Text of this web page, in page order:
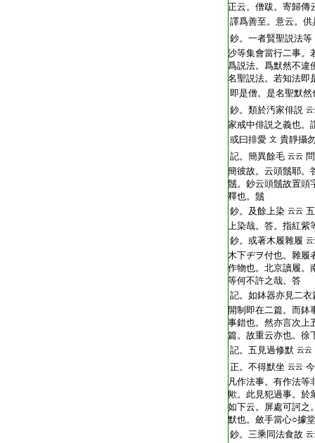
正云。僧跋。寄歸傳
譯爲善至。意云。
鈔。一者賢聖説法等
沙等集會當行二事。
爲説法。爲默然不違
名聖説法。若知法即
即是僧。是名聖默然
鈔。類於汚家俳説 云
家戒中俳説之義也。
或曰排愛 文 貴靜攝
記。簡異餘毛 云云
簡彼故。云頭鬚耶。
鬚。鈔云頭鬚故置頭
釋也。鬚
鈔。及餘上染 云云
上染哉。答。指紅紫
鈔。或著木履雜履 云
木下ヂヲ付也。雜履
作物也。北京讀履。
等何不許之哉。答
記。如鉢器亦見二衣
開制即在二篇。而鉢
事錯也。然亦言次上
篇。故重云亦也。徐
記。五見過修默 云云
正。不得默坐 云云
凡作法事。有作法等
歟。此見犯過事。於
如下云。屏處可訶之
默也。斂手當心○據
鈔。三乘同法食故 云